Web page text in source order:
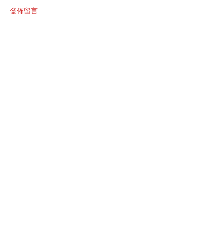
發佈留言